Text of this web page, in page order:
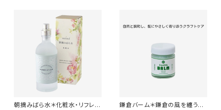
朝摘みばら水＊化粧水・リフレッ
鎌倉バーム＊鎌倉の風を纏う天